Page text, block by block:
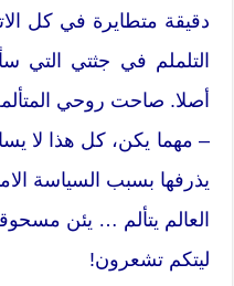
دقيقة متطايرة في كل
التلملم في جثتي التي
أصلا. صاحت روحي
– مهما يكن، كل هذا لا
يذرفها بسبب السياسة
العالم يتألم … يئن
ليتكم تشعرون!